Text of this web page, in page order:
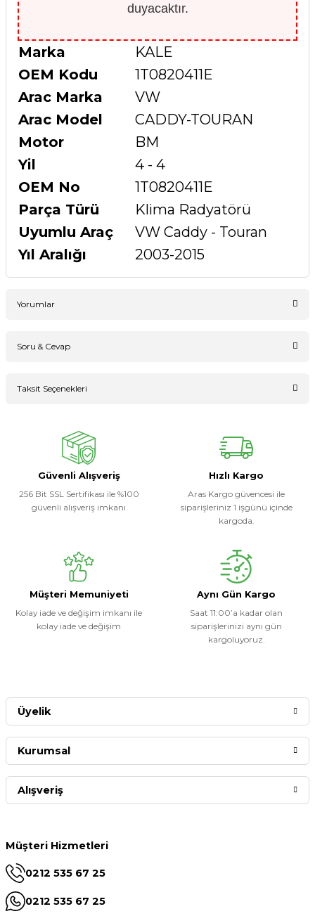
duyacaktır.
Marka
KALE
OEM Kodu
1T0820411E
Arac Marka
VW
Arac Model
CADDY-TOURAN
Motor
BM
Yil
4 - 4
OEM No
1T0820411E
Parça Türü
Klima Radyatörü
Uyumlu Araç
VW Caddy - Touran
Yıl Aralığı
2003-2015
Yorumlar
Soru & Cevap
Taksit Seçenekleri
Güvenli Alışveriş
256 Bit SSL Sertifikası ile %100
güvenli alışveriş imkanı
Hızlı Kargo
Aras Kargo güvencesi ile
siparişleriniz 1 işgünü içinde
kargoda.
Müşteri Memuniyeti
Kolay iade ve değişim imkanı ile
kolay iade ve değişim
Aynı Gün Kargo
Saat 11:00’a kadar olan
siparişlerinizi aynı gün
kargoluyoruz.
Müşteri Hizmetleri
0212 535 67 25
0212 535 67 25
Üyelik
Kurumsal
Alışveriş